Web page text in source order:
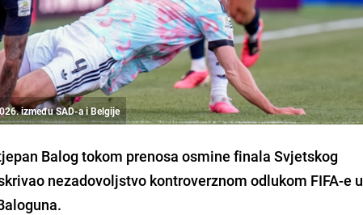
između SAD-a i Belgije
Balog tokom prenosa osmine finala Svjetskog
nezadovoljstvo kontroverznom odlukom FIFA-e u